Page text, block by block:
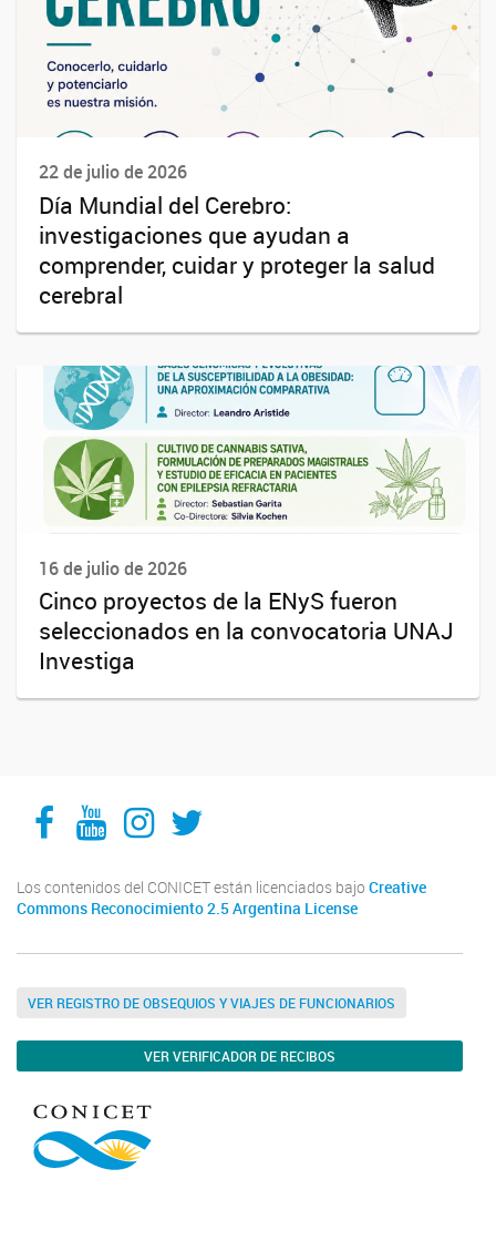
22 de julio de 2026
Día Mundial del Cerebro:
investigaciones que ayudan a
comprender, cuidar y proteger la salud
cerebral
16 de julio de 2026
Cinco proyectos de la ENyS fueron
seleccionados en la convocatoria UNAJ
Investiga
Facebook
YouTube
Instagram
Twitter
Los contenidos del CONICET están licenciados bajo Creative
Commons Reconocimiento 2.5 Argentina License
VER REGISTRO DE OBSEQUIOS Y VIAJES DE FUNCIONARIOS
VER VERIFICADOR DE RECIBOS